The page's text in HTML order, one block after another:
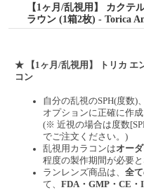
【1ヶ月/乱視用】 カクテ
ラウン (1箱2枚) - Torica
★ 【1ヶ月/乱視用】 トリカ エ
コン
自分の乱視のSPH(度数)
オプションに正確に作
(※ 近視の場合は度数
でご注文ください。)
乱視用カラコンはオー
程度の製作期間が必要と
ランレンズ商品は、 全
て、 FDA・GMP・CE・